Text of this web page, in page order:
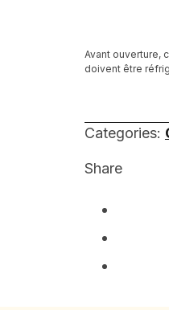
Avant ouverture,
doivent être
Categories:
Share